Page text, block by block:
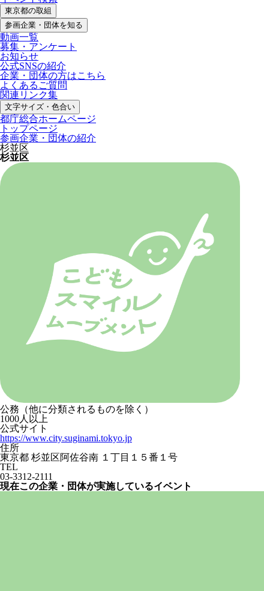
東京都の取組
参画企業・ 団体を知る
動画一覧
募集・ アンケート
お知らせ
公式SNSの紹介
企業・団体の方はこちら
よくあるご質問
関連リンク集
文字サイズ・色合い
都庁総合ホームページ
トップページ
参画企業・団体の紹介
杉並区
杉並区
公務（他に分類されるものを除く）
1000人以上
公式サイト
https://www.city.suginami.tokyo.jp
住所
東京都 杉並区阿佐谷南 １丁目１５番１号
TEL
03-3312-2111
現在この企業・団体が実施しているイベント